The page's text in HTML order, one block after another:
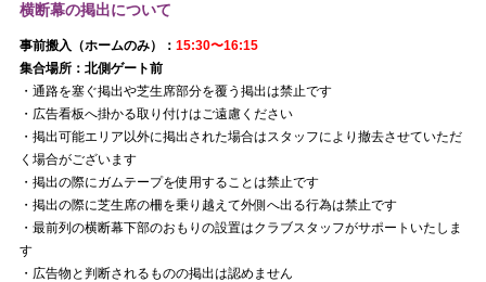
横断幕の掲出について
事前搬入（ホームのみ）： 15:30〜16:15
集合場所：北側ゲート前
・通路を塞ぐ掲出や芝生席部分を覆う掲出は禁止です
・広告看板へ掛かる取り付けはご遠慮ください
・掲出可能エリア以外に掲出された場合はスタッフにより撤去させていただ
く場合がございます
・掲出の際にガムテープを使用することは禁止です
・掲出の際に芝生席の柵を乗り越えて外側へ出る行為は禁止です
・最前列の横断幕下部のおもりの設置はクラブスタッフがサポートいたしま
す
・広告物と判断されるものの掲出は認めません